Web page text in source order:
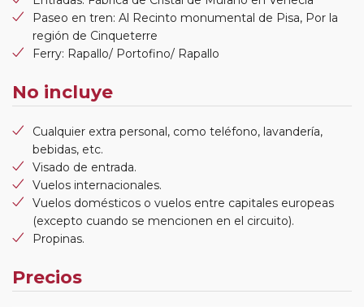
Paseo en tren: Al Recinto monumental de Pisa, Por la
región de Cinqueterre
Ferry: Rapallo/ Portofino/ Rapallo
No incluye
Cualquier extra personal, como teléfono, lavandería,
bebidas, etc.
Visado de entrada.
Vuelos internacionales.
Vuelos domésticos o vuelos entre capitales europeas
(excepto cuando se mencionen en el circuito).
Propinas.
Precios